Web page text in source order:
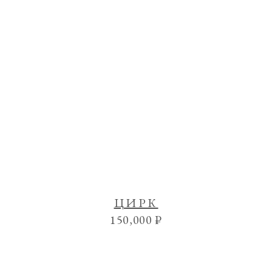
ЦИРК
150,000₽